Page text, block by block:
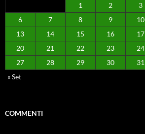
1
2 3
6
7 8 9 10
13
14 15 16 17
20
21 22 23 24
27
28 29 30
31
« Set
COMMENTI